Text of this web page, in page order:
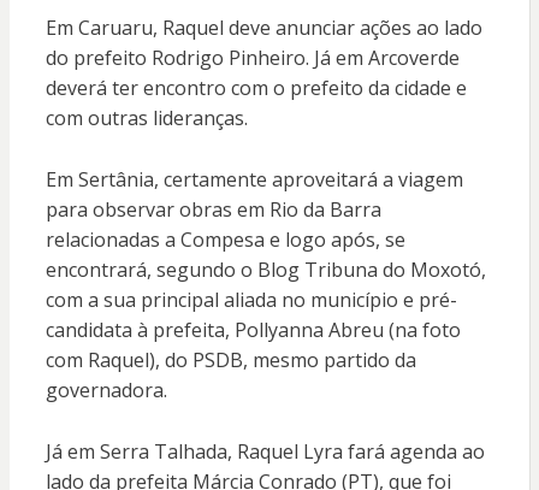
Em Caruaru, Raquel deve anunciar ações ao lado
do prefeito Rodrigo Pinheiro. Já em Arcoverde
deverá ter encontro com o prefeito da cidade e
com outras lideranças.
Em Sertânia, certamente aproveitará a viagem
para observar obras em Rio da Barra
relacionadas a Compesa e logo após, se
encontrará, segundo o Blog Tribuna do Moxotó,
com a sua principal aliada no município e pré-
candidata à prefeita, Pollyanna Abreu (na foto
com Raquel), do PSDB, mesmo partido da
governadora.
Já em Serra Talhada, Raquel Lyra fará agenda ao
lado da prefeita Márcia Conrado (PT), que foi